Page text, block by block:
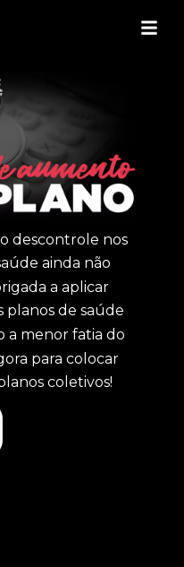
descontrole nos
ainda não
a aplicar
planos de saúde
a menor fatia do
para colocar
coletivos!